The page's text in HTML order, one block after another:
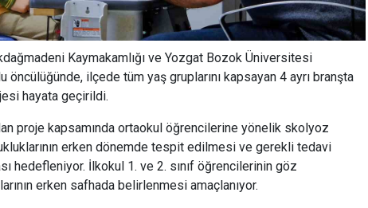
Kaymakamlığı ve Yozgat Bozok Üniversitesi
öncülüğünde, ilçede tüm yaş gruplarını kapsayan 4 ayrı branşta
hayata geçirildi.
proje kapsamında ortaokul öğrencilerine yönelik skolyoz
erken dönemde tespit edilmesi ve gerekli tedavi
hedefleniyor. İlkokul 1. ve 2. sınıf öğrencilerinin göz
erken safhada belirlenmesi amaçlanıyor.